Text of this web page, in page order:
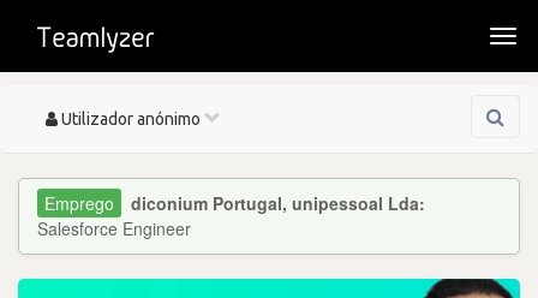
Toggle
Utilizador anónimo
diconium Portugal, unipessoal Lda:
Salesforce Engineer